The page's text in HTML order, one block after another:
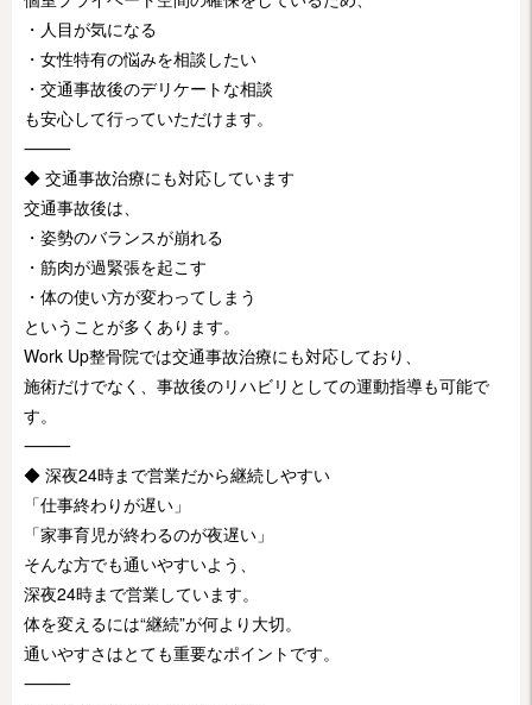
・人目が気になる
・女性特有の悩みを相談したい
・交通事故後のデリケートな相談
も安心して行っていただけます。
⸻
◆ 交通事故治療にも対応しています
交通事故後は、
・姿勢のバランスが崩れる
・筋肉が過緊張を起こす
・体の使い方が変わってしまう
ということが多くあります。
Work Up整骨院では交通事故治療にも対応しており、
施術だけでなく、事故後のリハビリとしての運動指導も可能で
す。
⸻
◆ 深夜24時まで営業だから継続しやすい
「仕事終わりが遅い」
「家事育児が終わるのが夜遅い」
そんな方でも通いやすいよう、
深夜24時まで営業しています。
体を変えるには“継続”が何より大切。
通いやすさはとても重要なポイントです。
⸻